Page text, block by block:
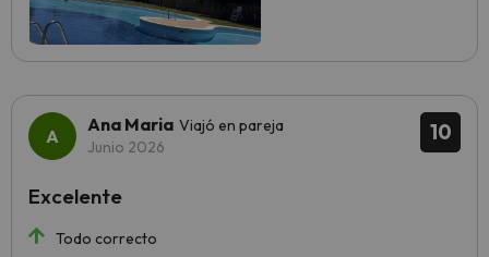
10
Ana Maria Viajó en pareja
Junio 2026
Todo correcto
Excelente